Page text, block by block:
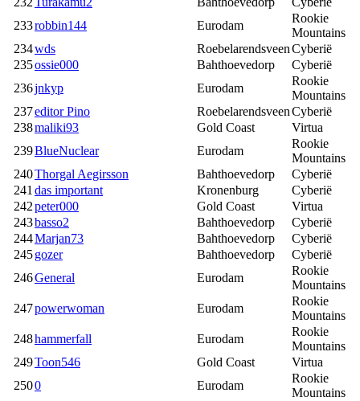
233robbin144 Eurodam
Rookie
Mountains
234wds RoebelarendsveenCyberië
235ossie000 Bahthoevedorp
Cyberië
236jnkyp Eurodam
Rookie
Mountains
237editor Pino RoebelarendsveenCyberië
238maliki93 Gold Coast
Virtua
239BlueNuclear Eurodam
Rookie
Mountains
240Thorgal Aegirsson Bahthoevedorp
Cyberië
241das important Kronenburg
Cyberië
242peter000 Gold Coast
Virtua
243basso2 Bahthoevedorp
Cyberië
244Marjan73 Bahthoevedorp
Cyberië
245gozer Bahthoevedorp
Cyberië
246General Eurodam
Rookie
Mountains
247powerwoman Eurodam
Rookie
Mountains
248hammerfall Eurodam
Rookie
Mountains
249Toon546 Gold Coast
Virtua
2500 Eurodam
Rookie
Mountains